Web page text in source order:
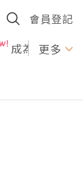
會員登記
成為U更多